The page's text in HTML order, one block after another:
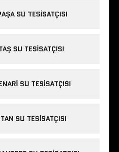
SU TESISATÇISI
SU TESISATÇISI
SU TESISATÇISI
SU TESISATÇISI